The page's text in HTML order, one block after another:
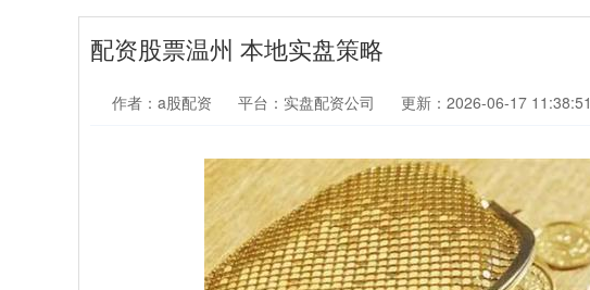
配资股票温州 本地实盘策略
作者：a股配资 平台：实盘配资公司 更新：2026-06-17 11:38:51